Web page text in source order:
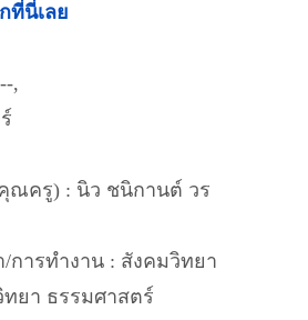
ที่นี่เลย
,
ณครู) : นิว ชนิกานต์ วร
การทำงาน : สังคมวิทยา
ยา ธรรมศาสตร์